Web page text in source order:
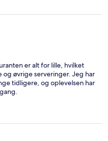
er alt for lille, hvilket
øvrige serveringer. Jeg har
tidligere, og oplevelsen har